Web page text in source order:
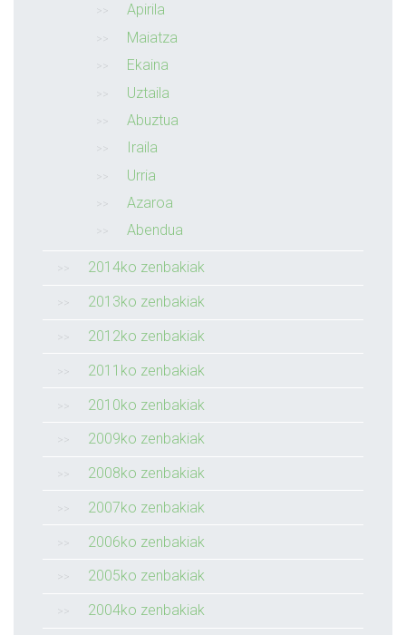
Apirila
Maiatza
Ekaina
Uztaila
Abuztua
Iraila
Urria
Azaroa
Abendua
2014ko zenbakiak
2013ko zenbakiak
2012ko zenbakiak
2011ko zenbakiak
2010ko zenbakiak
2009ko zenbakiak
2008ko zenbakiak
2007ko zenbakiak
2006ko zenbakiak
2005ko zenbakiak
2004ko zenbakiak